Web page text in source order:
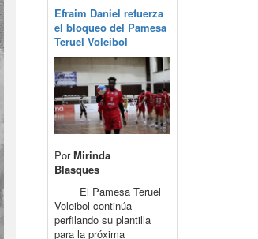
Efraim Daniel refuerza
el bloqueo del Pamesa
Teruel Voleibol
PorMirinda
Blasques
El Pamesa Teruel
Voleibol continúa
perfilando su plantilla
para la próxima